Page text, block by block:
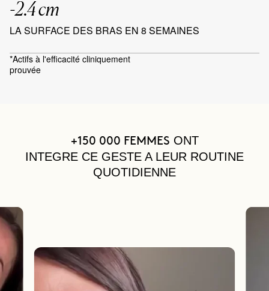
-2.4 cm
LA SURFACE DES BRAS EN 8 SEMAINES
*Actifs à l'efficacité cliniquement
prouvée
+150 000 FEMMES ONT
INTEGRE CE GESTE A LEUR ROUTINE
QUOTIDIENNE